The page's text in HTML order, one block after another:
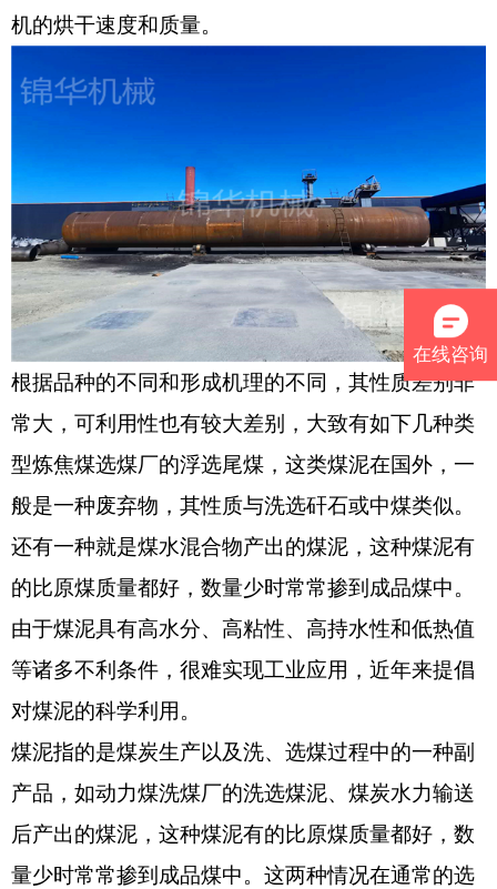
机的烘干速度和质量。
根据品种的不同和形成机理的不同，其性质差别非
常大，可利用性也有较大差别，大致有如下几种类
型炼焦煤选煤厂的浮选尾煤，这类煤泥在国外，一
般是一种废弃物，其性质与洗选矸石或中煤类似。
还有一种就是煤水混合物产出的煤泥，这种煤泥有
的比原煤质量都好，数量少时常常掺到成品煤中。
由于煤泥具有高水分、高粘性、高持水性和低热值
等诸多不利条件，很难实现工业应用，近年来提倡
对煤泥的科学利用。
煤泥指的是煤炭生产以及洗、选煤过程中的一种副
产品，如动力煤洗煤厂的洗选煤泥、煤炭水力输送
后产出的煤泥，这种煤泥有的比原煤质量都好，数
量少时常常掺到成品煤中。这两种情况在通常的选
在线咨询